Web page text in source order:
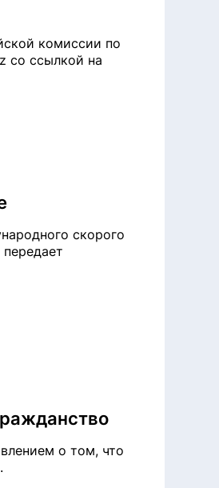
комиссии по
со ссылкой на
скорого
о том, что